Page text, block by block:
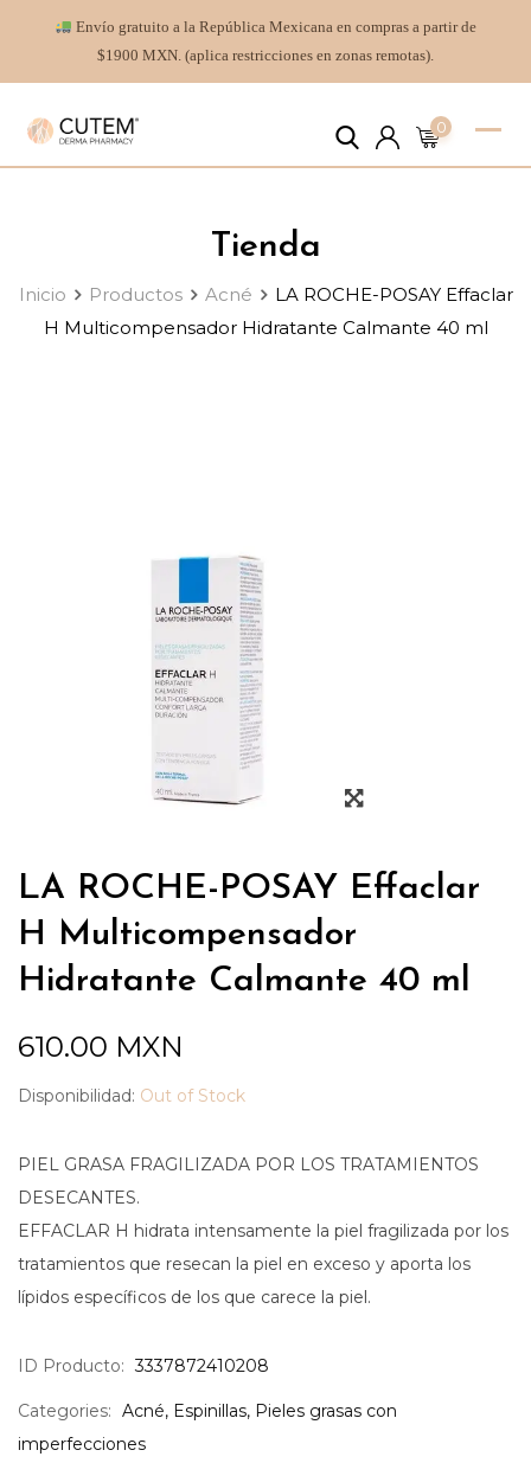
Envío gratuito a la República Mexicana en compras a partir de
$1900 MXN. (aplica restricciones en zonas remotas).
0
Tienda
Inicio Productos Acné
LA ROCHE-POSAY Effaclar
H Multicompensador Hidratante Calmante 40 ml
LA ROCHE-POSAY Effaclar
H Multicompensador
Hidratante Calmante 40 ml
610.00 MXN
Disponibilidad: Out of Stock
PIEL GRASA FRAGILIZADA POR LOS TRATAMIENTOS
DESECANTES.
EFFACLAR H hidrata intensamente la piel fragilizada por los
tratamientos que resecan la piel en exceso y aporta los
lípidos específicos de los que carece la piel.
ID Producto: 3337872410208
Categories: Acné, Espinillas, Pieles grasas con
imperfecciones